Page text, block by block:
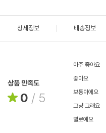
상세정보 배송정보
상품 만족도
0 / 5
아주 좋아요
좋아요
보통이에요
그냥 그래요
별로예요